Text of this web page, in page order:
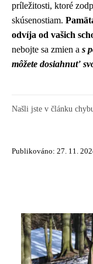
príležitosti, ktoré
skúsenostiam.
odvíja od vašich
nebojte sa zmien a s
môžete dosiahnuť
Našli jste v článku
Publikováno: 27. 11.